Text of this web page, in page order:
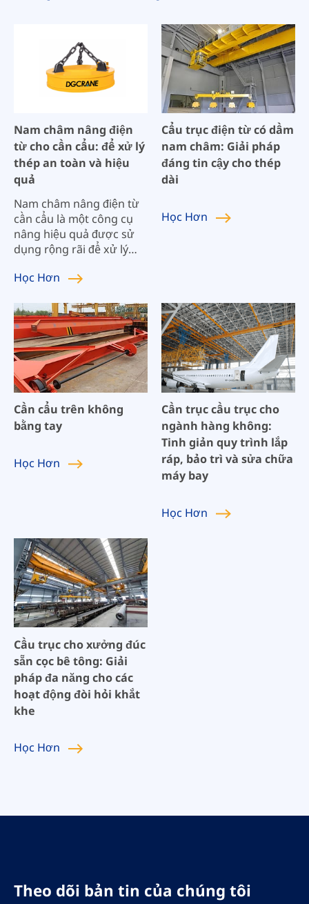
Nam châm nâng điện
từ cho cần cẩu: để xử lý
thép an toàn và hiệu
quả
Nam châm nâng điện từ
cần cẩu là một công cụ
nâng hiệu quả được sử
dụng rộng rãi để xử lý
khác nhau, chẳng hạn
bi thép, khối gang và
phoi gia công.
Học Hơn
Cẩu trục điện từ có dầm
nam châm: Giải pháp
đáng tin cậy cho thép
dài
Học Hơn
Cần cẩu trên không
bằng tay
Học Hơn
Cần trục cầu trục cho
ngành hàng không:
Tinh giản quy trình lắp
ráp, bảo trì và sửa chữa
máy bay
Học Hơn
Cầu trục cho xưởng đúc
sẵn cọc bê tông: Giải
pháp đa năng cho các
hoạt động đòi hỏi khắt
khe
Học Hơn
Theo dõi bản tin của chúng tôi